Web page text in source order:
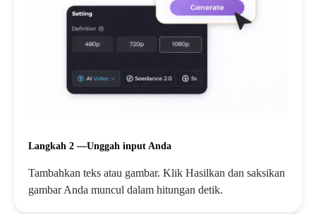
Langkah 2 —Unggah input Anda
Tambahkan teks atau gambar. Klik Hasilkan dan saksikan
gambar Anda muncul dalam hitungan detik.